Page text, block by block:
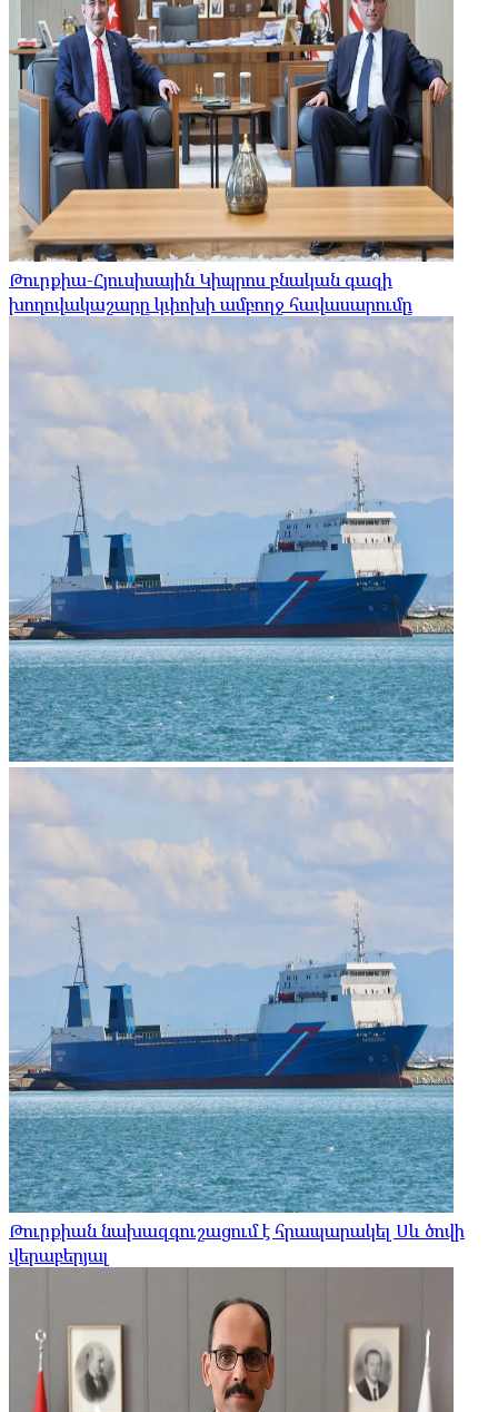
Թուրքիա-Հյուսիսային Կիպրոս բնական գազի
խողովակաշարը կփոխի ամբողջ հավասարումը
Թուրքիան նախազգուշացում է հրապարակել Սև ծովի
վերաբերյալ